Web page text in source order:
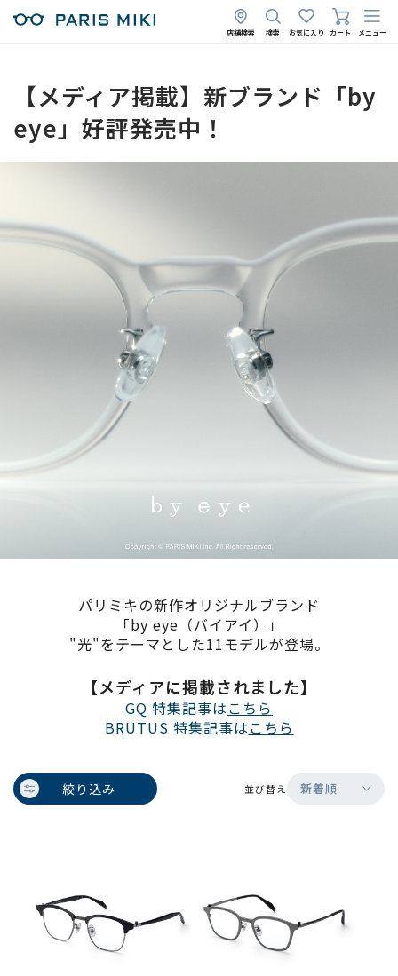
店舗検索 検索 お気に入り カート メニュー
【メディア掲載】新ブランド「by
eye」好評発売中！
パリミキの新作オリジナルブランド
「by eye（バイアイ）」
"光"をテーマとした11モデルが登場。
【メディアに掲載されました】
GQ 特集記事はこちら
BRUTUS 特集記事はこちら
絞り込み 並び替え 新着順